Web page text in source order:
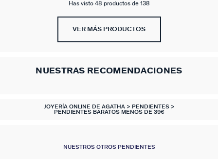
Has visto 48 productos de 138
VER MÁS PRODUCTOS
NUESTRAS RECOMENDACIONES
JOYERÍA ONLINE DE AGATHA
PENDIENTES
PENDIENTES BARATOS MENOS DE 39€
NUESTROS OTROS PENDIENTES